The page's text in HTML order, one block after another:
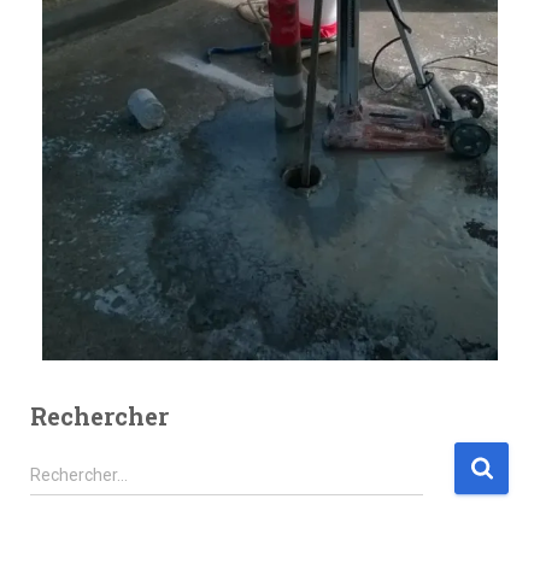
Rechercher
Rechercher…